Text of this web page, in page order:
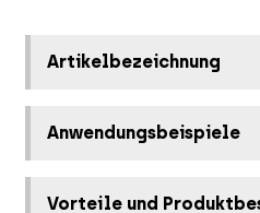
Artikelbezeichnung
Anwendungsbeispiele
Vorteile und